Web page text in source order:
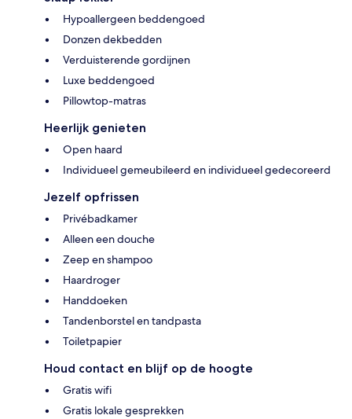
Hypoallergeen beddengoed
Donzen dekbedden
Verduisterende gordijnen
Luxe beddengoed
Pillowtop-matras
Heerlijk genieten
Open haard
Individueel gemeubileerd en individueel gedecoreerd
Jezelf opfrissen
Privébadkamer
Alleen een douche
Zeep en shampoo
Haardroger
Handdoeken
Tandenborstel en tandpasta
Toiletpapier
Houd contact en blijf op de hoogte
Gratis wifi
Gratis lokale gesprekken